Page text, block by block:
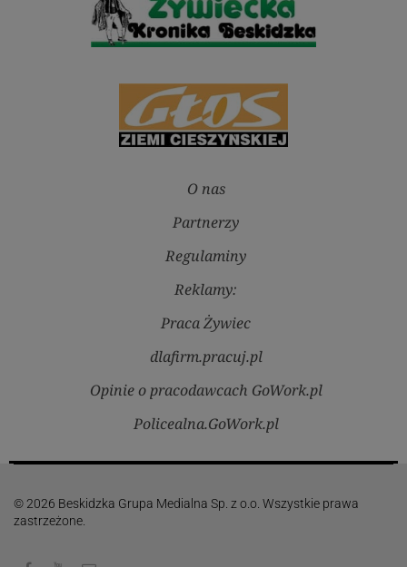
O nas
Partnerzy
Regulaminy
Reklamy:
Praca Żywiec
dlafirm.pracuj.pl
Opinie o pracodawcach GoWork.pl
Policealna.GoWork.pl
© 2026 Beskidzka Grupa Medialna Sp. z o.o. Wszystkie prawa
zastrzeżone.